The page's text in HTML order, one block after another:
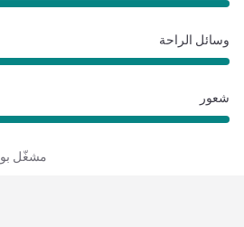
وسائل الراحة
شعور
مشغّل